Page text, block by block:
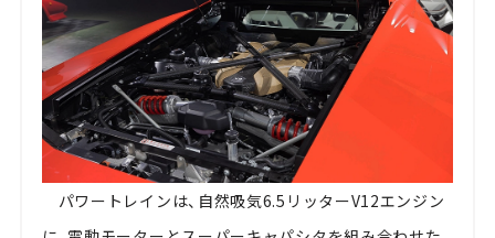
パワートレインは、自然吸気6.5リッターV12エンジン